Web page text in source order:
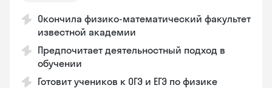
Окончила физико-математический факультет
известной академии
Предпочитает деятельностный подход в
обучении
Готовит учеников к ОГЭ и ЕГЭ по физике